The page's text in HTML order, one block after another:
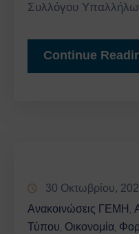
Συλλόγου
Continue
30 Οκτωβρίου,
Ανακοινώσεις ΓΕΜΗ ‚
Τύπου‚ Οικονομία‚